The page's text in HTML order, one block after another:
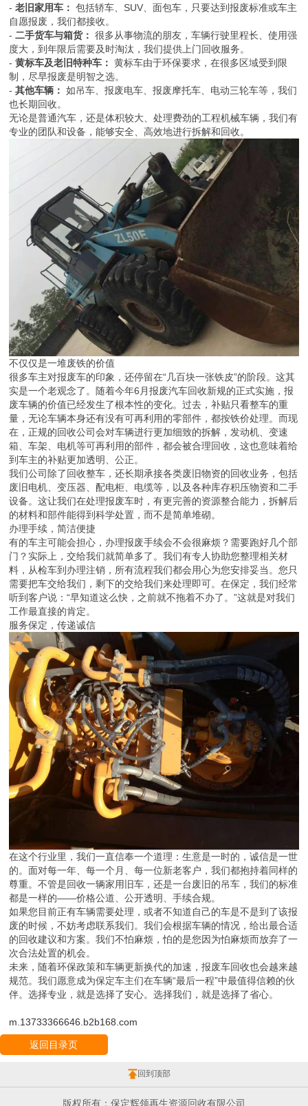
-老旧家用车： 包括轿车、SUV、面包车，只要达到报废标准或车主
自愿报废，我们都接收。
-二手货车与箱货： 很多从事物流的朋友，车辆行驶里程长、使用强
度大，到年限后需要及时淘汰，我们提供上门回收服务。
-黄标车及老旧特种车： 黄标车由于环保要求，在很多区域受到限
制，尽早报废是明智之选。
-其他车辆： 如吊车、报废电车、报废摩托车、电动三轮车等，我们
也长期回收。
无论是普通汽车，还是体积较大、处理费劲的工程机械车辆，我们有
专业的团队和设备，能够安全、高效地进行拆解和回收。
不仅仅是一堆废铁的价值
很多车主对报废车的印象，还停留在“几百块一张铁皮”的阶段。这其
实是一个老观念了。随着今年6月报废汽车回收新规的正式实施，报
废车辆的价值已经发生了根本性的变化。过去，补贴只看整车的重
量，无论车辆本身还有没有可再利用的零部件，都按铁价处理。而现
在，正规的回收公司会对车辆进行更加细致的拆解，发动机、变速
箱、车架、电机等可再利用的部件，都会被合理回收，这也意味着给
到车主的补贴更加透明、公正。
我们公司除了回收整车，还长期承接各类废旧物资的回收业务，包括
废旧电机、变压器、配电柜、电缆等，以及各种库存积压物资和二手
设备。这让我们在处理报废车时，有更完善的资源整合能力，拆解后
的材料和部件能得到科学处置，而不是简单堆砌。
办理手续，简洁便捷
有的车主可能会担心，办理报废手续会不会很麻烦？需要跑好几个部
门？实际上，交给我们就简单多了。我们有专人协助您整理相关材
料，从检车到办理注销，所有流程我们都会用心为您安排妥当。您只
需要把车交给我们，剩下的交给我们来处理即可。在保定，我们经常
听到客户说：“早知道这么快，之前就不拖着不办了。”这就是对我们
工作最直接的肯定。
服务保定，传递诚信
在这个行业里，我们一直信奉一个道理：生意是一时的，诚信是一世
的。面对每一年、每一个月、每一位新老客户，我们都抱持着同样的
尊重。不管是回收一辆家用旧车，还是一台废旧的吊车，我们的标准
都是一样的——价格公道、公开透明、手续合规。
如果您目前正有车辆需要处理，或者不知道自己的车是不是到了该报
废的时候，不妨考虑联系我们。我们会根据车辆的情况，给出最合适
的回收建议和方案。我们不怕麻烦，怕的是您因为怕麻烦而放弃了一
次合法处置的机会。
未来，随着环保政策和车辆更新换代的加速，报废车回收也会越来越
规范。我们愿意成为保定车主们在车辆“最后一程”中最值得信赖的伙
伴。选择专业，就是选择了安心。选择我们，就是选择了省心。
m.13733366646.b2b168.com
返回目录页
回到顶部
版权所有：保定辉领再生资源回收有限公司